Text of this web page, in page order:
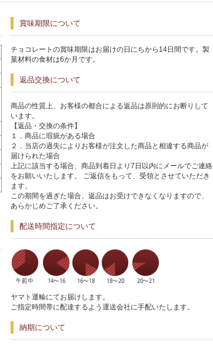
賞味期限について
チョコレートの賞味期限はお届けの日にちから14日間です。製
菓材料の食材は6か月です。
返品交換について
商品の性質上、お客様の都合による返品は原則的にお断りして
います。
【返品・交換の条件】
１．商品に瑕疵がある場合
２．当店の過失によりお客様が注文した商品と相違する商品が
届けられた場合
上記に該当する場合、商品到着日より7日以内にメールでご連絡
をお願いいたします。 ご返信をもって、受領とさせていただき
ます。
この期間を過ぎた場合、返品はお受けできなくなりますので、
あらかじめご了承ください。
配送時間指定について
ヤマト運輸にてお届けします。
ご指定時間帯に配達するよう運送会社に手配いたします。
納期について